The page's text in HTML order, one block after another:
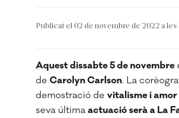
Publicat el 02 de novembre de 2022 a les
Aquest dissabte 5 de novembre
de Carolyn Carlson. La corèogr
demostració de vitalisme i
seva última actuació serà a La